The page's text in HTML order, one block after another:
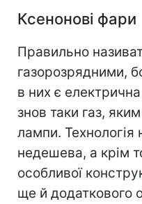
Ксенонові фари
Правильно
газорозрядними,
в них є
знов таки газ,
лампи. Технологія
недешева, а крім
особливої
ще й додаткового